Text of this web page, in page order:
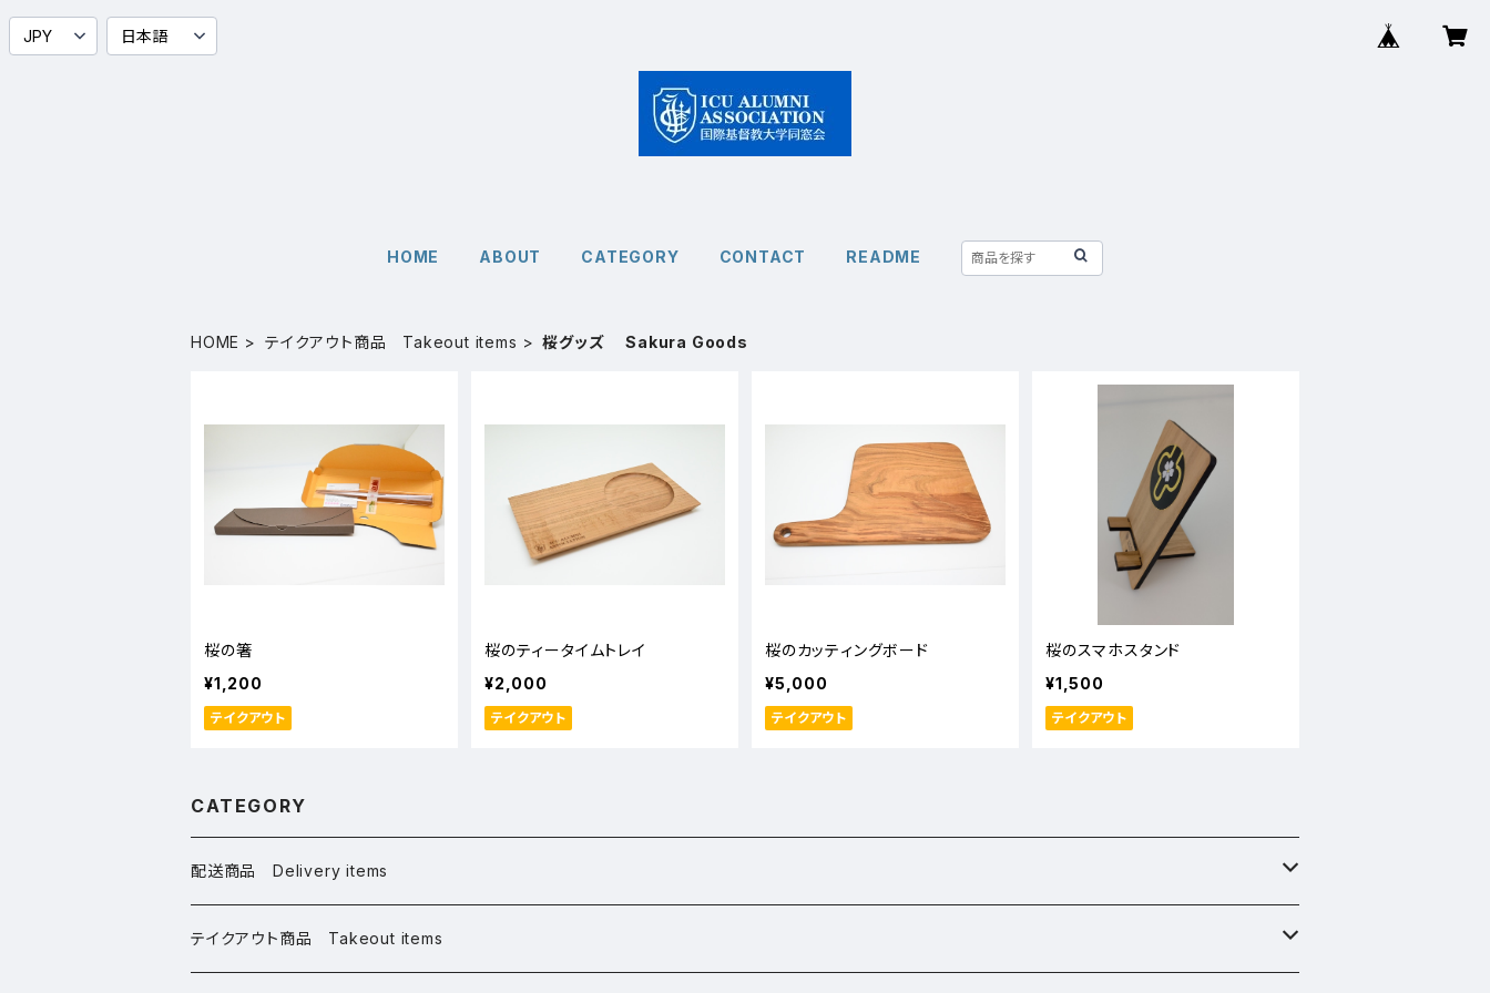
HOME ABOUT CATEGORY CONTACT README
HOME テイクアウト商品 Takeout items 桜グッズ Sakura Goods
桜の箸
¥1,200
テイクアウト
桜のティータイムトレイ
¥2,000
テイクアウト
桜のカッティングボード
¥5,000
テイクアウト
桜のスマホスタンド
¥1,500
テイクアウト
CATEGORY
配送商品 Delivery items
桜グッズ Sakura Goods
テイクアウト商品 Takeout items